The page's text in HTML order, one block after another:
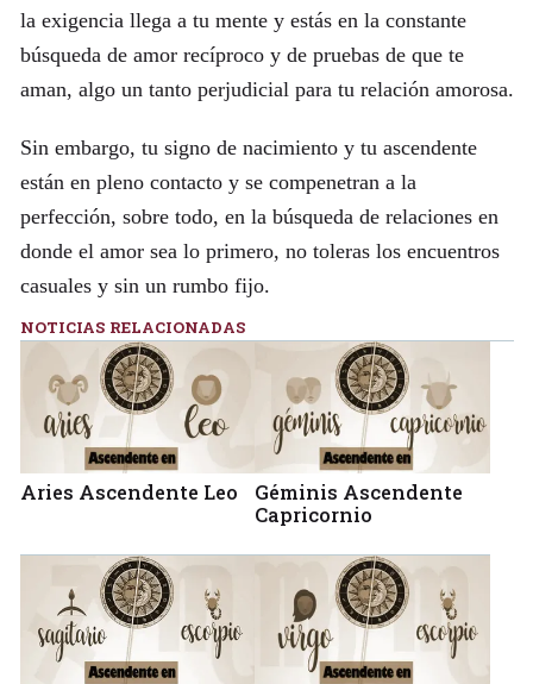
la exigencia llega a tu mente y estás en la constante
búsqueda de amor recíproco y de pruebas de que te
aman, algo un tanto perjudicial para tu relación amorosa.
Sin embargo, tu signo de nacimiento y tu ascendente
están en pleno contacto y se compenetran a la
perfección, sobre todo, en la búsqueda de relaciones en
donde el amor sea lo primero, no toleras los encuentros
casuales y sin un rumbo fijo.
NOTICIAS RELACIONADAS
Aries Ascendente Leo
Géminis Ascendente
Capricornio